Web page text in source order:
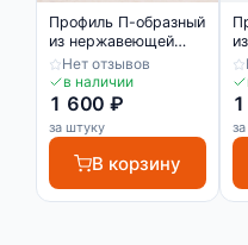
Профиль П-образный
из нержавеющей
стали SUP03-10H
2700 10х3 мм
Нет отзывов
в наличии
1 600 ₽
за штуку
В корзину